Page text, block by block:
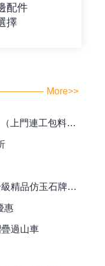
配件
擇
More>>
工包料全包價）
玉石牌（42/44）
惠
過山車